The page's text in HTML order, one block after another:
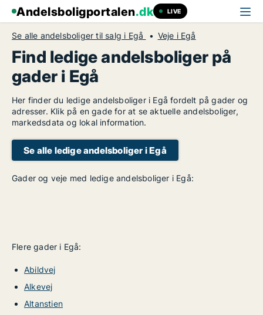
Andelsboligportalen.dk LIVE
Se alle andelsboliger til salg i Egå Veje i Egå
Find ledige andelsboliger på
gader i Egå
Her finder du ledige andelsboliger i Egå fordelt på gader og
adresser. Klik på en gade for at se aktuelle andelsboliger,
markedsdata og lokal information.
Se alle ledige andelsboliger i Egå
Gader og veje med ledige andelsboliger i Egå:
Flere gader i Egå:
Abildvej
Alkevej
Altanstien